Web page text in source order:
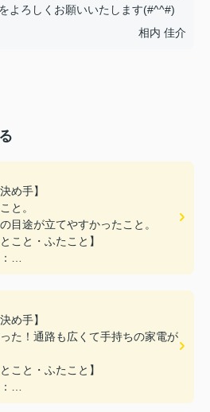
よろしくお願いいたします(#^^#)
相内 佳介
め手】
と。
目途が立てやすかったこと。
こと・ふたこと】
寧な対応をありがとうございまし
め手】
た！通路も広くて手持ちの家電が
こと・ふたこと】
らかく、不なれな私たちにとって